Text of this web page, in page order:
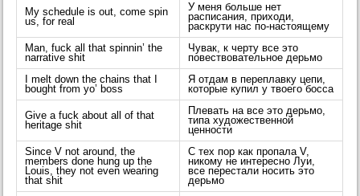
My schedule is out, come spin
us, for real
У меня больше нет
расписания, приходи,
раскрути нас по-настоящему
Man, fuck all that spinnin’ the
narrative shit
Чувак, к черту все это
повествовательное дерьмо
I melt down the chains that I
bought from yo’ boss
Я отдам в переплавку цепи,
которые купил у твоего босса
Give a fuck about all of that
heritage shit
Плевать на все это дерьмо,
типа художественной
ценности
Since V not around, the
members done hung up the
Louis, they not even wearing
that shit
С тех пор как пропала V,
никому не интересно Луи,
все перестали носить это
дерьмо